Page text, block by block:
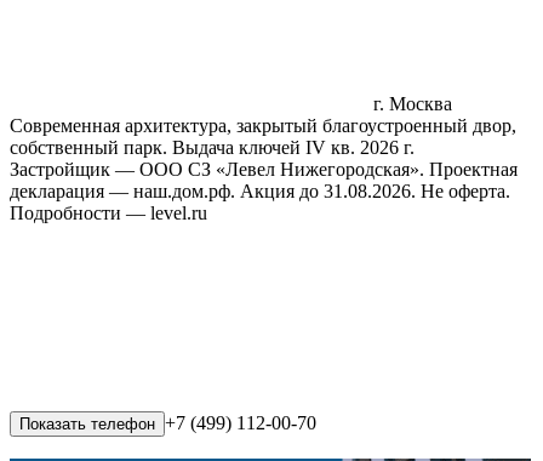
г. Москва
Современная архитектура, закрытый благоустроенный двор,
собственный парк. Выдача ключей IV кв. 2026 г.
Застройщик — ООО СЗ «Левел Нижегородская». Проектная
декларация — наш.дом.рф. Акция до 31.08.2026. Не оферта.
Подробности — level.ru
Показать телефон +7 (499) 112-00-70